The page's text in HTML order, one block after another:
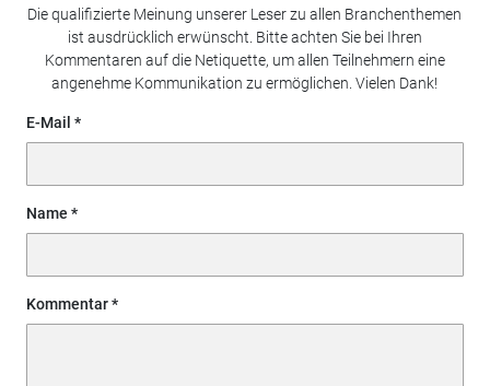
Die qualifizierte Meinung unserer Leser zu allen Branchenthemen
ist ausdrücklich erwünscht. Bitte achten Sie bei Ihren
Kommentaren auf die Netiquette, um allen Teilnehmern eine
angenehme Kommunikation zu ermöglichen. Vielen Dank!
E-Mail
Name
Kommentar